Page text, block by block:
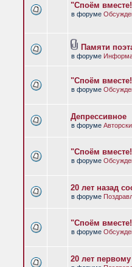
"Споём
в форуме
Памяти
в форуме
"Споём
в форуме
Депрессивное
в форуме
"Споём
в форуме
20 лет назад
в форуме
"Споём
в форуме
20 лет